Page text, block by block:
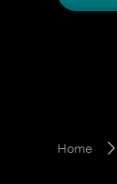
Home